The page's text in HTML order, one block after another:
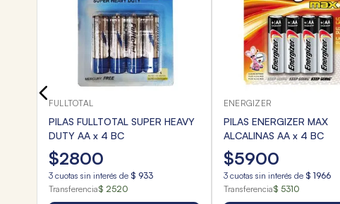
FULLTOTAL
PILAS FULLTOTAL SUPER HEAVY
DUTY AA x 4 BC
$2800
3 cuotas sin interés de $ 933
Transferencia$ 2520
ENERGIZER
PILAS ENERGIZER MAX
ALCALINAS AA x 4 BC
$5900
3 cuotas sin interés de $ 1966
Transferencia$ 5310